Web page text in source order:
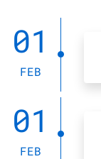
01
FEB
01
FEB